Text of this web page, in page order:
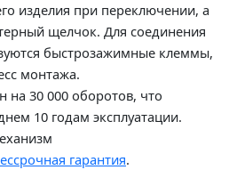
изделия при переключении, а
щелчок. Для соединения
быстрозажимные клеммы,
монтажа.
на 30 000 оборотов, что
10 годам эксплуатации.
гарантия.